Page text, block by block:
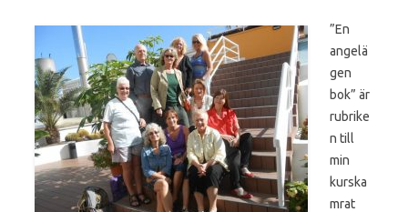
”En
angelä
gen
bok” är
rubrike
n till
min
kurska
mrat